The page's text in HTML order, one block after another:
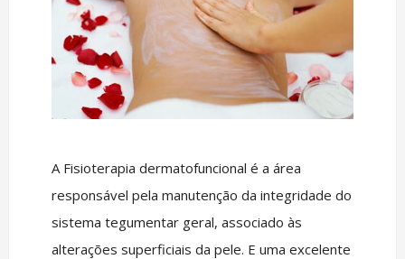
A Fisioterapia dermatofuncional é a área
responsável pela manutenção da integridade do
sistema tegumentar geral, associado às
alterações superficiais da pele. E uma excelente